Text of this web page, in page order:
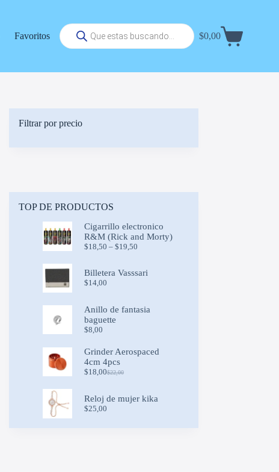
Favoritos
Búsqueda
de
productos
Carrito
$0,00
Filtrar por precio
TOP DE PRODUCTOS
Cigarrillo electronico
R&M (Rick and Morty)
$18,50 – $19,50Price
through
Billetera Vasssari
$14,00
Anillo de fantasia
baguette
$8,00
Grinder Aerospaced
4cm 4pcs
$22,00
Original
was:
$22,00.
$18,00Current
is:
$18,00.
Reloj de mujer kika
$25,00